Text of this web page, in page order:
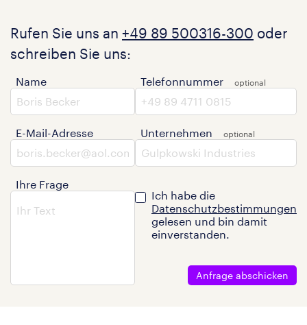
Rufen Sie uns an +49 89 500316-300 oder
schreiben Sie uns:
Name
E-Mail-Adresse
Ihre Frage
Telefonnummer
Unternehmen
Ich habe die
Datenschutzbestimmungen
gelesen und bin damit
einverstanden.
Anfrage abschicken